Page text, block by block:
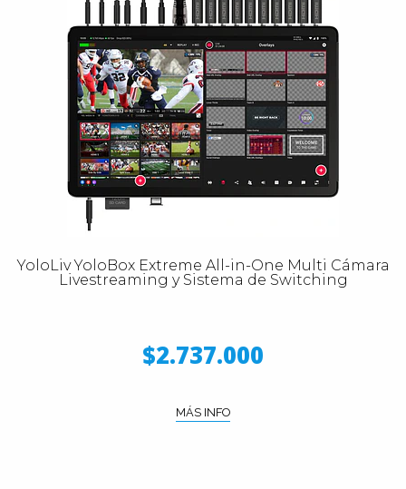
YoloLiv YoloBox Extreme All-in-One Multi Cámara
Livestreaming y Sistema de Switching
$2.737.000
MÁS INFO